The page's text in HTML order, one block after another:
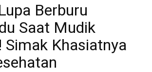
Berburu
Saat Mudik
Simak Khasiatnya